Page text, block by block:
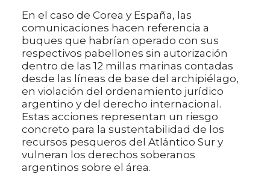
En el caso de Corea y España, las
comunicaciones hacen referencia a
buques que habrían operado con sus
respectivos pabellones sin autorización
dentro de las 12 millas marinas contadas
desde las líneas de base del archipiélago,
en violación del ordenamiento jurídico
argentino y del derecho internacional.
Estas acciones representan un riesgo
concreto para la sustentabilidad de los
recursos pesqueros del Atlántico Sur y
vulneran los derechos soberanos
argentinos sobre el área.